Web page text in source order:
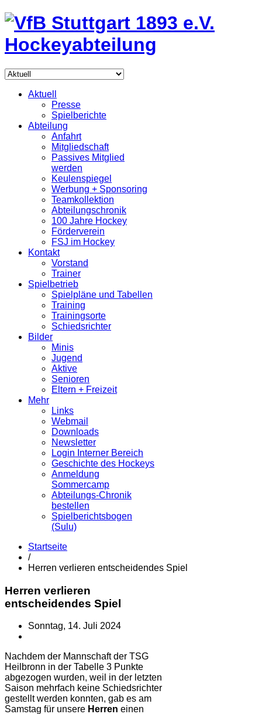
Aktuell
Presse
Spielberichte
Abteilung
Anfahrt
Mitgliedschaft
Passives Mitglied
werden
Keulenspiegel
Werbung + Sponsoring
Teamkollektion
Abteilungschronik
100 Jahre Hockey
Förderverein
FSJ im Hockey
Kontakt
Vorstand
Trainer
Spielbetrieb
Spielpläne und Tabellen
Training
Trainingsorte
Schiedsrichter
Bilder
Minis
Jugend
Aktive
Senioren
Eltern + Freizeit
Mehr
Links
Webmail
Downloads
Newsletter
Login Interner Bereich
Geschichte des Hockeys
Anmeldung
Sommercamp
Abteilungs-Chronik
bestellen
Spielberichtsbogen
(Sulu)
Startseite
/
Herren verlieren entscheidendes Spiel
Herren verlieren
entscheidendes Spiel
Sonntag, 14. Juli 2024
Nachdem der Mannschaft der TSG
Heilbronn in der Tabelle 3 Punkte
abgezogen wurden, weil in der letzten
Saison mehrfach keine Schiedsrichter
gestellt werden konnten, gab es am
Samstag für unsere Herren einen